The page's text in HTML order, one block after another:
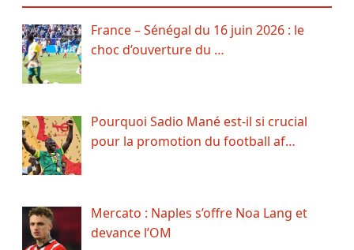
France – Sénégal du 16 juin 2026 : le
choc d’ouverture du …
Pourquoi Sadio Mané est-il si crucial
pour la promotion du football af…
Mercato : Naples s’offre Noa Lang et
devance l’OM